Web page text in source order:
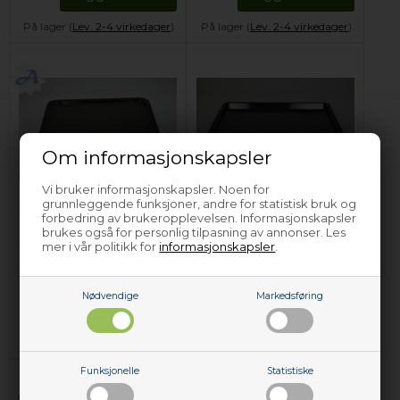
Om informasjonskapsler
Vi bruker informasjonskapsler. Noen for
grunnleggende funksjoner, andre for statistisk bruk og
forbedring av brukeropplevelsen. Informasjonskapsler
brukes også for personlig tilpasning av annonser. Les
mer i vår politikk for informasjonskapsler
Nødvendige Markedsføring
Funksjonelle Statistiske
På lager (Lev. 2-4 virkedager). På lager (Lev. 2-4 virkedager).
Stekebrett, AEG-
Electrolux komfyr &
stekeovn - 10 mm x
434 mm x 320 mm
769,00 NOK
Legg i kurven
Stekebrett, AEG-
Electrolux komfyr &
stekeovn - 22 mm x
466 mm x 385 mm
525,00 NOK
Legg i kurven